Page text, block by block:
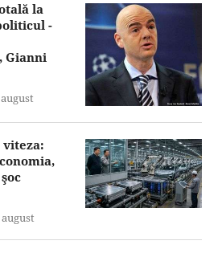
la
-
Gianni
viteza: